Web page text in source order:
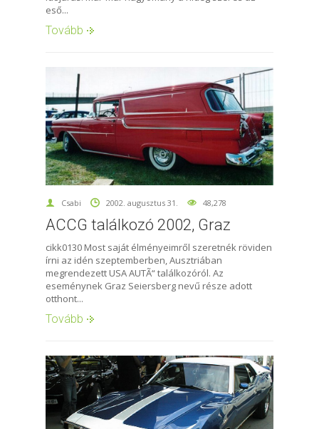
eső...
Tovább
Csabi 2002. augusztus 31. 48,278
ACCG találkozó 2002, Graz
cikk0130 Most saját élményeimről szeretnék röviden
írni az idén szeptemberben, Ausztriában
megrendezett USA AUTÃ“ találkozóról. Az
eseménynek Graz Seiersberg nevű része adott
otthont...
Tovább